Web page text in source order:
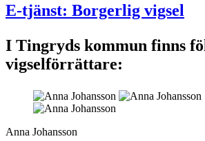
E-tjänst: Borgerlig vigsel
I Tingryds kommun finns
vigselförrättare:
Anna Johansson